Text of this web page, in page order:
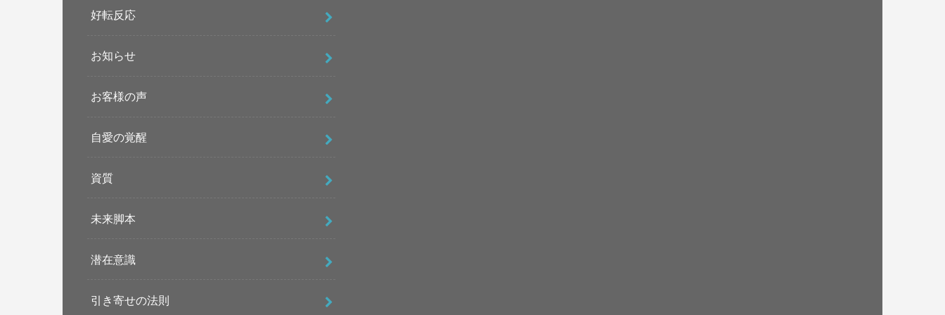
好転反応
お知らせ
お客様の声
自愛の覚醒
資質
未来脚本
潜在意識
引き寄せの法則